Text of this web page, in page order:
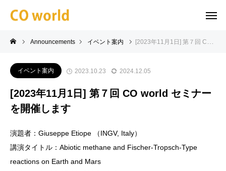
Announcements イベント案内 [2023年11月1日] 第７回 CO world セミナーを開催します
イベント案内 2023.10.23 2024.12.05
[2023年11月1日] 第７回 CO world セミナー
を開催します
演題者：Giuseppe Etiope （INGV, Italy）
講演タイトル：Abiotic methane and Fischer-Tropsch-Type
reactions on Earth and Mars